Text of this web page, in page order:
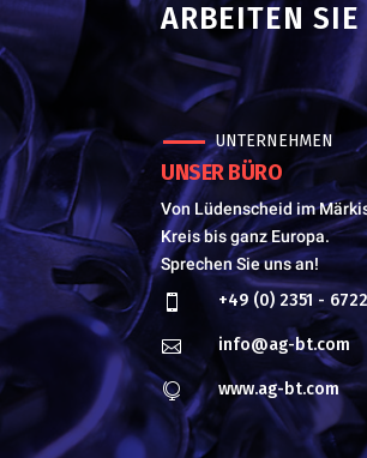
ARBEITEN
UNTERNEHMEN
UNSER BÜRO
Von Lüdenscheid im
Kreis bis ganz Europa.
Sprechen Sie uns an!
 +49 (0) 2351 -
 info@ag-bt.com
 www.ag-bt.com